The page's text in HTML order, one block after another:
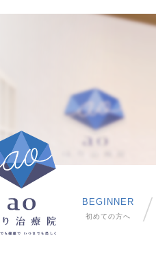
BEGINNER
初めての方へ